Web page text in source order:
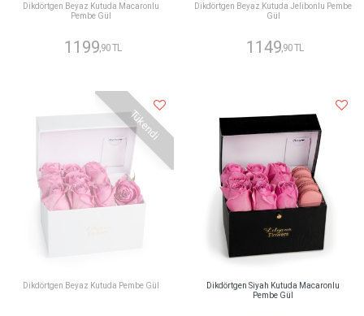
Dikdörtgen Beyaz Kutuda Macaronlu
Pembe Gül
1199 ,90 TL
Dikdörtgen Beyaz Kutuda Jelibonlu Pembe
Gül
1149 ,90 TL
Tükendi
Dikdörtgen Beyaz Kutuda Pembe Gül
Dikdörtgen Siyah Kutuda Macaronlu
Pembe Gül